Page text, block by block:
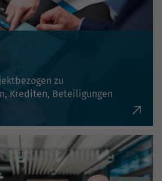
zu
Krediten, Beteiligungen